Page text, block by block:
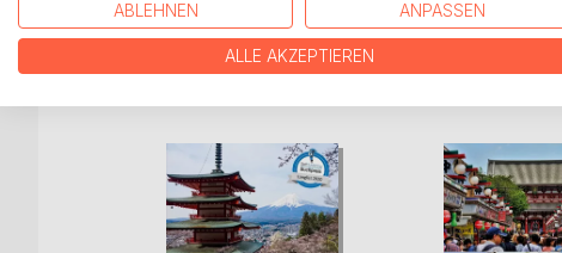
WEITERE TITEL BEIBoD
ABLEHNEN ANPASSEN
ALLE AKZEPTIEREN